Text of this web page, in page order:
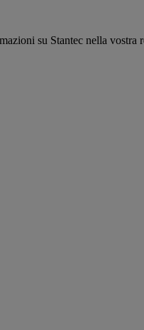
su Stantec nella vostra